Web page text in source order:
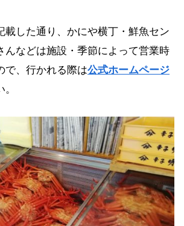
載した通り、かにや横丁・鮮魚セン
んなどは施設・季節によって営業時
で、行かれる際は公式ホームページ